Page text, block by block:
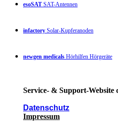
esoSAT SAT-Antennen
infactory Solar-Kupferanoden
newgen medicals Hörhilfen Hörgeräte
Service- & Support-Website
Datenschutz
Impressum